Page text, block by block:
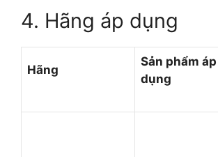
4. Hãng áp dụng
Hãng
Sản phẩm áp
dụng